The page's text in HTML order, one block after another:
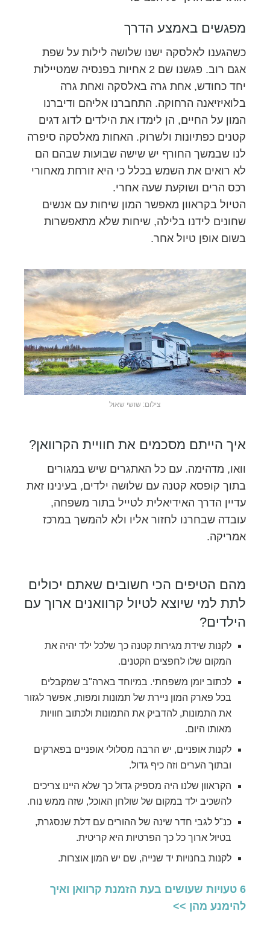
מפגשים באמצע הדרך
כשהגענו לאלסקה ישנו שלושה לילות על שפת
אגם רוב. פגשנו שם 2 אחיות בפנסיה שמטיילות
יחד כחודש, אחת גרה באלסקה ואחת גרה
בלואיזיאנה הרחוקה. התחברנו אליהם ודיברנו
המון על החיים, הן לימדו את הילדים לדוג דגים
קטנים כפתיונות ולשרוק. האחות מאלסקה סיפרה
לנו שבמשך החורף יש שישה שבועות שבהם הם
לא רואים את השמש בכלל כי היא זורחת מאחורי
רכס הרים ושוקעת שעה אחרי.
הטיול בקראוון מאפשר המון שיחות עם אנשים
שחונים לידנו בלילה, שיחות שלא מתאפשרות
בשום אופן טיול אחר.
צילום: שושי שאול
איך הייתם מסכמים את חוויית הקרוואן?
וואו, מדהימה. עם כל האתגרים שיש במגורים
בתוך קופסא קטנה עם שלושה ילדים, בעינינו זאת
עדיין הדרך האידיאלית לטייל בתור משפחה,
עובדה שבחרנו לחזור אליו ולא להמשך במרכז
אמריקה.
מהם הטיפים הכי חשובים שאתם יכולים
לתת למי שיוצא לטיול קרוואנים ארוך עם
הילדים?
לקנות שידת מגירות קטנה כך שלכל ילד יהיה את
המקום שלו לחפצים הקטנים.
לכתוב יומן משפחתי. במיוחד בארה"ב שמקבלים
בכל פארק המון ניירת של תמונות ומפות, אפשר לגזור
את התמונות, להדביק את התמונות ולכתוב חוויות
מאותו היום.
לקנות אופניים, יש הרבה מסלולי אופניים בפארקים
ובתוך הערים וזה כיף גדול.
הקראוון שלנו היה מספיק גדול כך שלא היינו צריכים
להשכיב ילד במקום של שולחן האוכל, שזה ממש נוח.
כנ"ל לגבי חדר שינה של ההורים עם דלת שנסגרת,
בטיול ארוך כל כך הפרטיות היא קריטית.
לקנות בחנויות יד שנייה, שם יש המון אוצרות.
6 טעויות שעושים בעת הזמנת קרוואן ואיך
להימנע מהן >>